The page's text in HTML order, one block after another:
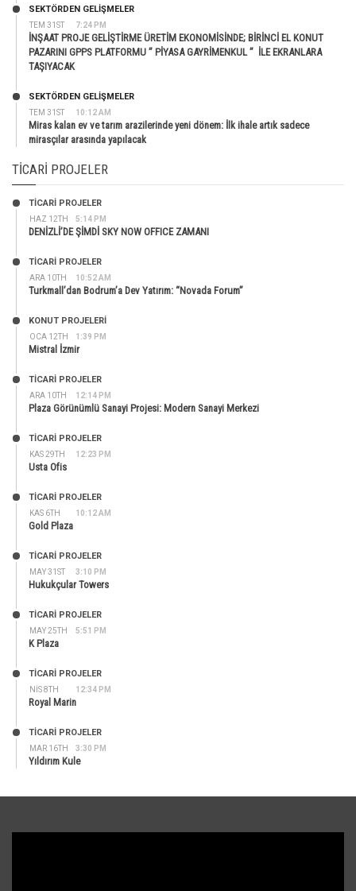
TEM 31ST 7:24 PM
SEKTÖRDEN GELIŞMELER
İNŞAAT PROJE GELİŞTİRME ÜRETİM EKONOMİSİNDE; BİRİNCİ EL KONUT
PAZARINI GPPS PLATFORMU ” PİYASA GAYRİMENKUL ” İLE EKRANLARA
TAŞIYACAK
TEM 31ST 10:12 AM
SEKTÖRDEN GELIŞMELER
Miras kalan ev ve tarım arazilerinde yeni dönem: İlk ihale artık sadece
mirasçılar arasında yapılacak
TICARI PROJELER
HAZ 12TH 5:14 PM
TİCARİ PROJELER
DENİZLİ’DE ŞİMDİ SKY NOW OFFICE ZAMANI
ARA 10TH 10:52 AM
TİCARİ PROJELER
Turkmall’dan Bodrum’a Dev Yatırım: “Novada Forum”
OCA 12TH 1:39 PM
KONUT PROJELERI
Mistral İzmir
ARA 10TH 12:14 PM
TİCARİ PROJELER
Plaza Görünümlü Sanayi Projesi: Modern Sanayi Merkezi
KAS 29TH 12:23 PM
TİCARİ PROJELER
Usta Ofis
KAS 6TH 10:12 AM
TİCARİ PROJELER
Gold Plaza
MAY 31ST 3:10 PM
TİCARİ PROJELER
Hukukçular Towers
MAY 25TH 5:51 PM
TİCARİ PROJELER
K Plaza
NIS 8TH 12:34 PM
TİCARİ PROJELER
Royal Marin
MAR 16TH 3:30 PM
TİCARİ PROJELER
Yıldırım Kule